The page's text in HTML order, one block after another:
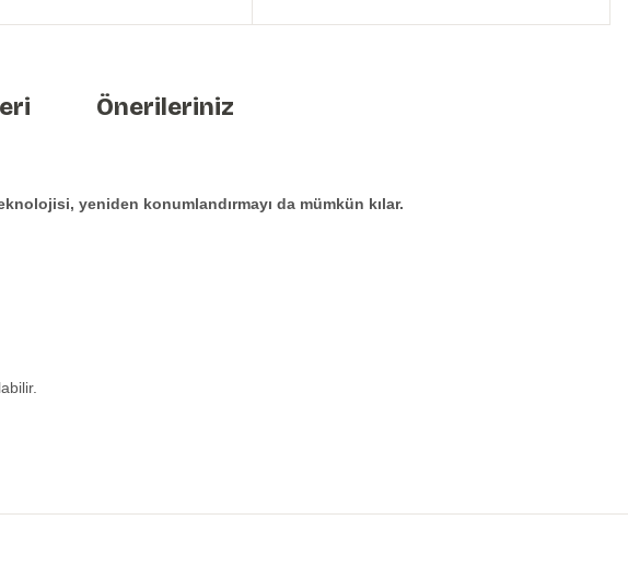
Önerileriniz
yeniden konumlandırmayı da mümkün kılar.